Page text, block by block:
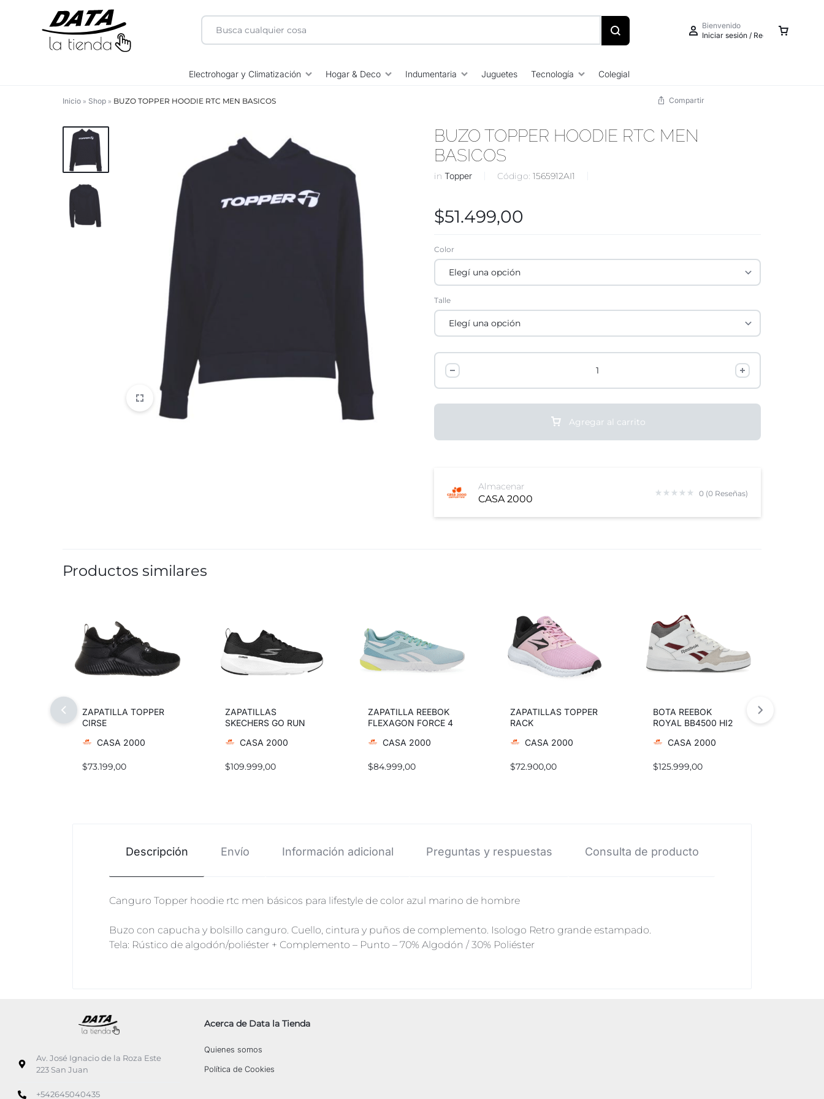
TIENDA
Bienvenido
Iniciar sesión / Registrarse
Iniciar sesión
Electrohogar y Climatización Hogar & Deco Indumentaria Juguetes Tecnología Colegial
Inicio » Shop » BUZO TOPPER HOODIE RTC MEN BASICOS Compartir
BUZO TOPPER HOODIE RTC MEN
BASICOS
in Topper Código: 1565912AI1
$51.499,00
Color
Talle
Agregar al carrito
Almacenar
CASA 2000 0 (0 Reseñas)
Productos similares
ZAPATILLA TOPPER
CIRSE
CASA 2000
$73.199,00
ZAPATILLAS
SKECHERS GO RUN
CASA 2000
$109.999,00
ZAPATILLA REEBOK
FLEXAGON FORCE 4
CASA 2000
$84.999,00
ZAPATILLAS TOPPER
RACK
CASA 2000
$72.900,00
BOTA REEBOK
ROYAL BB4500 HI2
CASA 2000
$125.999,00
Descripción Envío Información adicional Preguntas y respuestas Consulta de producto
Canguro Topper hoodie rtc men básicos para lifestyle de color azul marino de hombre
Buzo con capucha y bolsillo canguro. Cuello, cintura y puños de complemento. Isologo Retro grande estampado.
Tela: Rústico de algodón/poliéster + Complemento – Punto – 70% Algodón / 30% Poliéster
Av. José Ignacio de la Roza Este
223 San Juan
+542645040435
Acerca de Data la Tienda
Quienes somos
Política de Cookies